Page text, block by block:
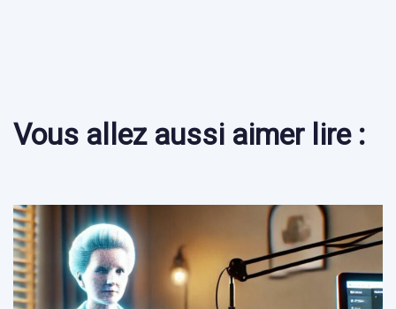
Vous allez aussi aimer lire :